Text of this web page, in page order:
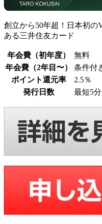
創立から50年超！日本初の
ある三井住友カード
年会費（初年度）
無料
年会費（2年目〜）
条件付
ポイント還元率
2.5％
発行日数
最短5